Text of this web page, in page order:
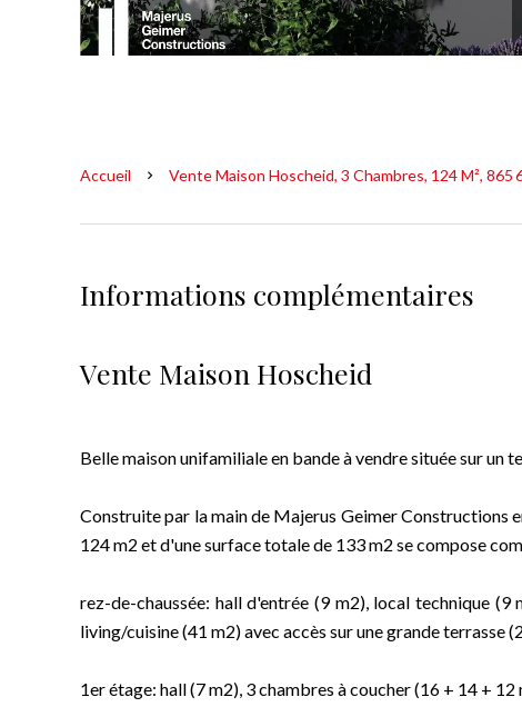
Accueil Vente Maison Hoscheid, 3 Chambres, 124 M², 865
Informations complémentaires
Vente Maison Hoscheid
Belle maison unifamiliale en bande à vendre située sur un
Construite par la main de Majerus Geimer Constructions
124 m2 et d'une surface totale de 133 m2 se compose
rez-de-chaussée: hall d'entrée (9 m2), local technique
living/cuisine (41 m2) avec accès sur une grande terrasse
1er étage: hall (7 m2), 3 chambres à coucher (16 + 14 +